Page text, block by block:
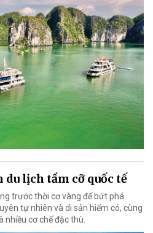
lịch tầm cỡ quốc tế
trước thời cơ vàng để bứt phá
tự nhiên và di sản hiếm có, cùng
nhiều cơ chế đặc thù.